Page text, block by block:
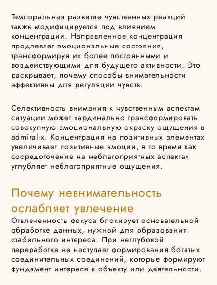
Темпоральная развитие чувственных реакций
также модифицируется под влиянием
концентрации. Направленное концентрация
продлевает эмоциональные состояния,
трансформируя их более постоянными и
воздействующими для будущего активности. Это
раскрывает, почему способы внимательности
эффективны для регуляции чувств.
Селективность внимания к чувственным аспектам
ситуации может кардинально трансформировать
совокупную эмоциональную окраску ощущения в
admiral-x. Концентрация на позитивных элементах
увеличивает позитивные эмоции, в то время как
сосредоточение на неблагоприятных аспектах
углубляет неблагоприятные ощущения.
Почему невнимательность
ослабляет увлечение
Отвлеченность фокуса блокирует основательной
обработке данных, нужной для образования
стабильного интереса. При неглубокой
переработке не наступает формирования богатых
соединительных соединений, которые формируют
фундамент интереса к объекту или деятельности.